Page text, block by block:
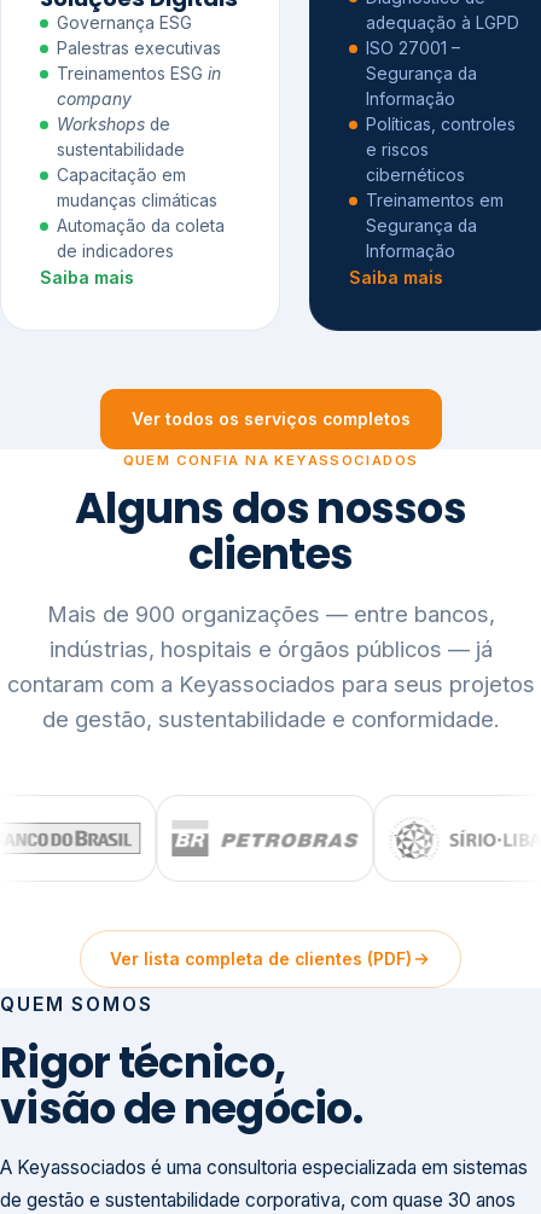
Governança ESG
Palestras executivas
Treinamentos ESG in
company
Workshops de
sustentabilidade
Capacitação em
mudanças climáticas
Automação da coleta
de indicadores
Saiba mais
adequação à LGPD
ISO 27001 –
Segurança da
Informação
Políticas, controles
e riscos
cibernéticos
Treinamentos em
Segurança da
Informação
Saiba mais
Ver todos os serviços completos
QUEM CONFIA NA KEYASSOCIADOS
Alguns dos nossos
clientes
Mais de 900 organizações — entre bancos,
indústrias, hospitais e órgãos públicos — já
contaram com a Keyassociados para seus projetos
de gestão, sustentabilidade e conformidade.
Ver lista completa de clientes (PDF)
QUEM SOMOS
Rigor técnico,
visão de negócio.
A Keyassociados é uma consultoria especializada em sistemas
de gestão e sustentabilidade corporativa, com quase 30 anos